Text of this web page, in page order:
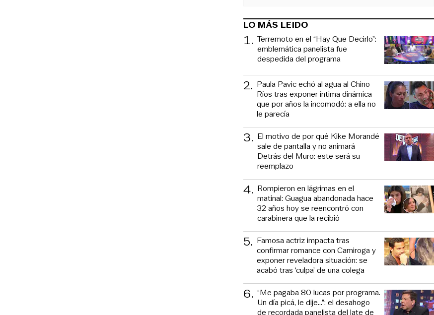
LO MÁS LEIDO
1. Terremoto en el “Hay Que Decirlo”:
emblemática panelista fue
despedida del programa
2. Paula Pavic echó al agua al Chino
Ríos tras exponer íntima dinámica
que por años la incomodó: a ella no
le parecía
3. El motivo de por qué Kike Morandé
sale de pantalla y no animará
Detrás del Muro: este será su
reemplazo
4. Rompieron en lágrimas en el
matinal: Guagua abandonada hace
32 años hoy se reencontró con
carabinera que la recibió
5. Famosa actriz impacta tras
confirmar romance con Camiroga y
exponer reveladora situación: se
acabó tras ‘culpa’ de una colega
6. “Me pagaba 80 lucas por programa.
Un día picá, le dije...”: el desahogo
de recordada panelista del late de